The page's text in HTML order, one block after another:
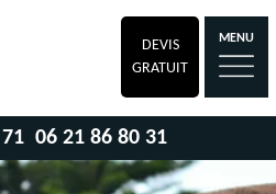
DEVIS
GRATUIT
MENU
06 21 86 80 31